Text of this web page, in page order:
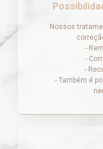
Nossos
-
-
-
- Também é